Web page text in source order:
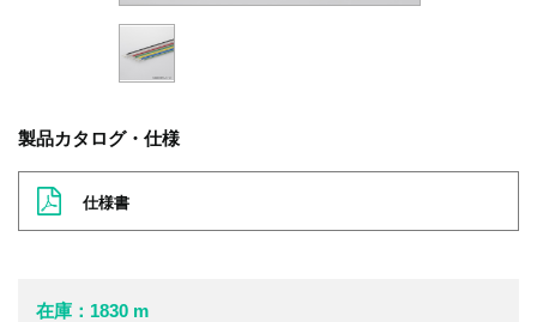
製品カタログ・仕様
仕様書
在庫：1830 m